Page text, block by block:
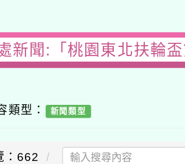
新聞:「桃園東北扶輪
型： 新聞類型
：662